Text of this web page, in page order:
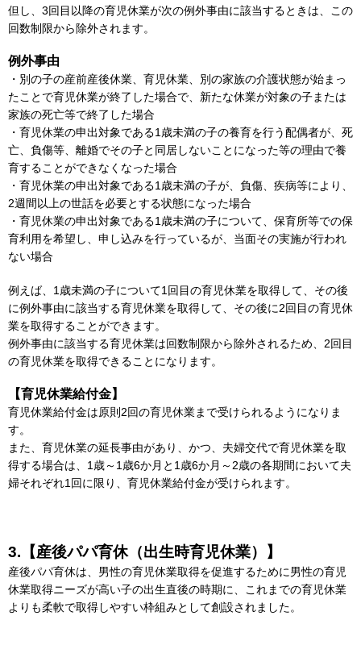
但し、3回目以降の育児休業が次の例外事由に該当するときは、この
回数制限から除外されます。
例外事由
・別の子の産前産後休業、育児休業、別の家族の介護状態が始まっ
たことで育児休業が終了した場合で、新たな休業が対象の子または
家族の死亡等で終了した場合
・育児休業の申出対象である1歳未満の子の養育を行う配偶者が、死
亡、負傷等、離婚でその子と同居しないことになった等の理由で養
育することができなくなった場合
・育児休業の申出対象である1歳未満の子が、負傷、疾病等により、
2週間以上の世話を必要とする状態になった場合
・育児休業の申出対象である1歳未満の子について、保育所等での保
育利用を希望し、申し込みを行っているが、当面その実施が行われ
ない場合
例えば、1歳未満の子について1回目の育児休業を取得して、その後
に例外事由に該当する育児休業を取得して、その後に2回目の育児休
業を取得することができます。
例外事由に該当する育児休業は回数制限から除外されるため、2回目
の育児休業を取得できることになります。
【育児休業給付金】
育児休業給付金は原則2回の育児休業まで受けられるようになりま
す。
また、育児休業の延長事由があり、かつ、夫婦交代で育児休業を取
得する場合は、1歳～1歳6か月と1歳6か月～2歳の各期間において夫
婦それぞれ1回に限り、育児休業給付金が受けられます。
3.【産後パパ育休（出生時育児休業）】
産後パパ育休は、男性の育児休業取得を促進するために男性の育児
休業取得ニーズが高い子の出生直後の時期に、これまでの育児休業
よりも柔軟で取得しやすい枠組みとして創設されました。